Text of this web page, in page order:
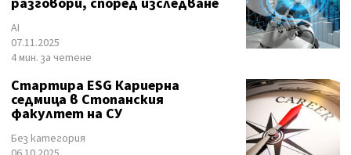
AI
07.11.2025
4 мин. за четене
Стартира ESG Кариерна
седмица в Стопанския
факултет на СУ
Без категория